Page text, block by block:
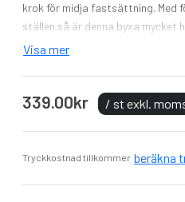
krok för midja fastsättning.
ställen så är denna byxa mycket
Vikt: 255 g/m²
Tvätt: 40°
Portwest DCS innehåller en
med överlägsen komfort
Reflekterande funktioner på
Visa mer
339.00kr / st exkl.
Tryckkostnad tillkommer beräkna